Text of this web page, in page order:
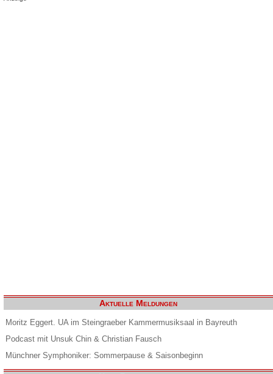
Aktuelle Meldungen
Moritz Eggert. UA im Steingraeber Kammermusiksaal in Bayreuth
Podcast mit Unsuk Chin & Christian Fausch
Münchner Symphoniker: Sommerpause & Saisonbeginn